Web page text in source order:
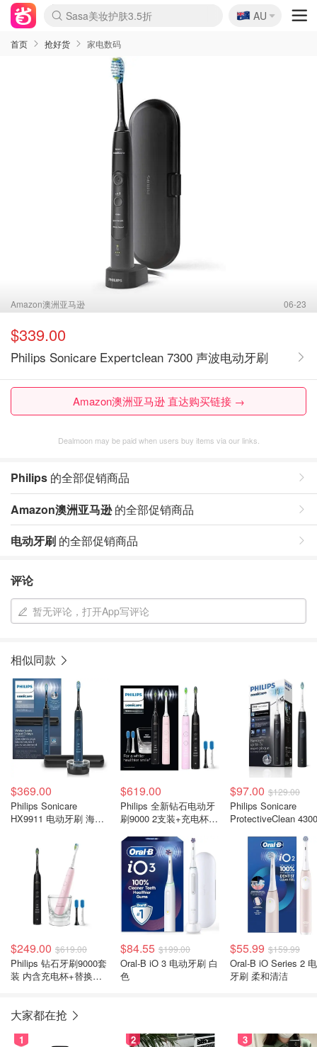
lululemon折扣上新
Sasa美妆护肤3.5折
SSENSE年中2.5折
FreshBeauty好价汇总
Cettire降价+叠9折
WWS Coles超市实拍
viagogo二手票捡漏
Myer超级周末
The Outnet奢牌1折起
David Jones 3折起
Flannels大牌1折
Perfumes Club护肤1折
AMIRO面罩$251
Amazon折扣汇总
eToro入金$200送$50
Amazon数码好物
ICONIC本周7.5折
ThedoubleF高奢地板价
Moose Knuckles 6折
丝芙兰5折起
EUFY摄像头$98
Selenichast首饰2折
Trip机票酒店促销
YSL送5件彩妆礼
Amazon家居好物
Amazon美妆护肤
雅漾大喷$8
过敏原检测盒$33
伊索独家赠50ml沐浴露
科颜氏高保湿面霜$29
SEALIFE海洋馆门票6折
丝塔芙大白罐$16
订阅Newsletter送香薰
Cult Beauty 6.8折
Harrods圣诞日历$525
LN-CC奢牌私促3折
d'Alba空姐喷雾$16
EVE LOM套装£56
Bernardelli独家4折
Adore Beauty 6折起
CT圣诞日历
Mytheresa奢品2.7折
Luxury Escapes 9折
Currentbody美容仪$881
MOON Garden Live
Roborock扫地机$649
Tingo Life水杯$24
Valentino官网5折
CR洗护套装$23
修丽可4件套$159
Myer彩妆2件7折
GANNI官网4.5折
Stylevana韩妆4折
Tessabit高奢8.5折
OGX洗发水$11
Amazon阿德莱德次日达
卡诗8.5折+赠礼
Philips Hue灯具8折
🇦🇺
AU
首页 抢好货 家电数码
Amazon澳洲亚马逊 06-23
$339.00
Philips Sonicare Expertclean 7300 声波电动牙刷
Amazon澳洲亚马逊 直达购买链接 →
Dealmoon may be paid when users buy items via our links.
Philips 的全部促销商品
Amazon澳洲亚马逊的全部促销商品
电动牙刷 的全部促销商品
评论
暂无评论，打开App写评论
相似同款
$369.00
Philips Sonicare
HX9911 电动牙刷 海军
$619.00
Philips 全新钻石电动牙
刷9000 2支装+充电杯
$97.00 $129.00
Philips Sonicare
ProtectiveClean 4300
$249.00 $619.00
Philips 钻石牙刷9000套
装 内含充电杯+替换刷
$84.55 $199.00
Oral-B iO 3 电动牙刷 白
色
$55.99 $159.99
Oral-B iO Series 2
牙刷 柔和清洁
大家都在抢
1 2 3